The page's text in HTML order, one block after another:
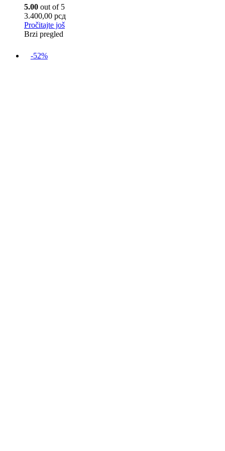
5.00 out of 5
3.400,00 рсд
Pročitajte još
Brzi pregled
-52%